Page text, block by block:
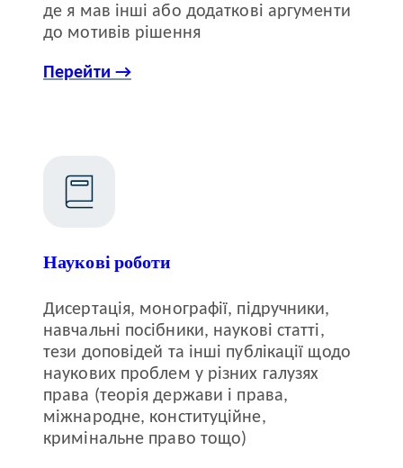
де я мав інші або додаткові аргументи
до мотивів рішення
Перейти →
Наукові роботи
Дисертація, монографії, підручники,
навчальні посібники, наукові статті,
тези доповідей та інші публікації щодо
наукових проблем у різних галузях
права (теорія держави і права,
міжнародне, конституційне,
кримінальне право тощо)